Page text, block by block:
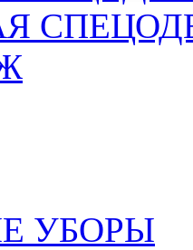
УБОРЫ